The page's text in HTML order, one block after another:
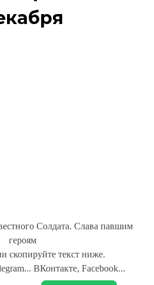
Солдата. Слава павшим
героям
скопируйте текст ниже.
ВКонтакте, Facebook...